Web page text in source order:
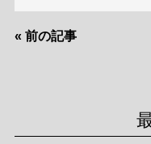
c
e
o
« 前の記事